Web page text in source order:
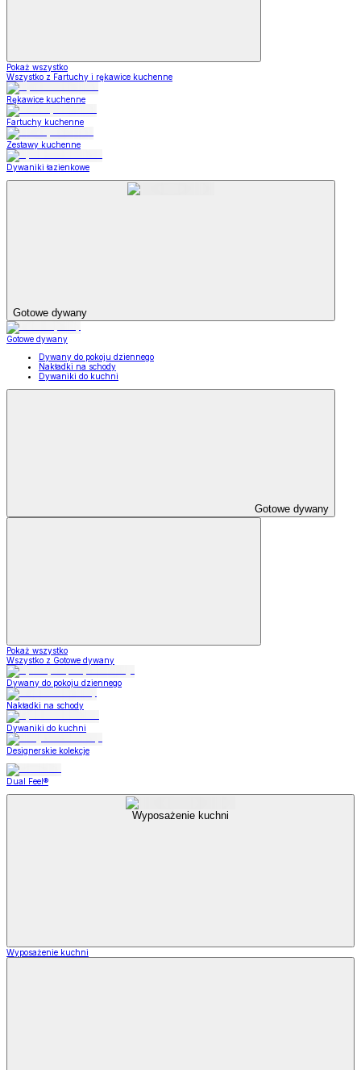
Pokaż wszystko
Wszystko z Fartuchy i rękawice kuchenne
Rękawice kuchenne
Fartuchy kuchenne
Zestawy kuchenne
Dywaniki łazienkowe
Gotowe dywany
Gotowe dywany
Dywany do pokoju dziennego
Nakładki na schody
Dywaniki do kuchni
Gotowe dywany
Pokaż wszystko
Wszystko z Gotowe dywany
Dywany do pokoju dziennego
Nakładki na schody
Dywaniki do kuchni
Designerskie kolekcje
Dual Feel®
Wyposażenie kuchni
Wyposażenie kuchni